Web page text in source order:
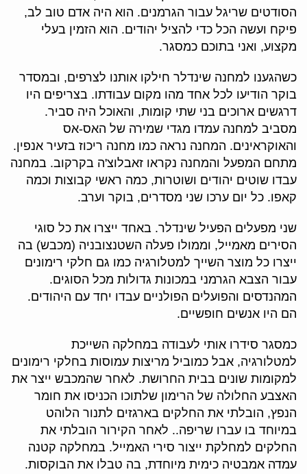
הסודטים שריגל עבור הגרמנים. הוא היה אדם טוב לב,
פיקח ועשה הכל כדי להציל יהודים. הוא הזמין בעלי
מקצוע, ואני בתוכם כמסגר.
כשהגענו למחנה שינדלר חילקו אותנו לצרפים, ובמסדר
בוקר הודיעו לכל אחד מהו מקום עבודתו. בצריפים היו
דרגשים ארוכים בני שתי קומות, והאוכל היה סביר.
מסביב למחנה עמדו מגדי שמירה של האס-אס
והאוקראינים. המחנה נראה כמו מחנה ריכוז בזעיר אנפין.
מתחם המפעל והמחנה נקראו זאבלוצ'ה בקרקוב. במחנה
עבדו שוטים יהודים ושוטרות, כמה ראשי קבוצות וכמה
קאפו. כל יום ערכו שני מסדרים, בוקר וערב.
שני מפעלים הפעיל שינדלר. באחד ייצרו את כל סוגי
הסירים מאמייל, וממולו פעלה השטנצובניה (מכבש) בה
ייצרו כל מוצר השייך למטלורגיה כמו גם חלקי רימונים
עבור הצבא הגרמני במכונות גדולות מכל הסוגים.
המהנדסים והפועלים הפולניים עבדו יחד עם היהודים.
הם היו אנשים חופשיים.
כמסגר סידרו אותי לעבודה במחלקה השייכת
למטלורגיה, אבל כמוביל מריצות עמוסות בחלקי רימונים
למקומות שונים בבית החרושת. לאחר שהמכבש ייצר את
האצבע החלולה של הרימון שלתוכו הכניסו את חומר
הנפץ, הובלתי את החלקים בארגזים לתנור הלוהט
במיוחד בו עברו שריפה.. לאחר הקירור הובלתי את
החלקים למחלקת ייצור סירי האמייל. במחלקה קטנה
עמדה אמבטיה כימית מיוחדת, בה טבלו את הבוקסות.